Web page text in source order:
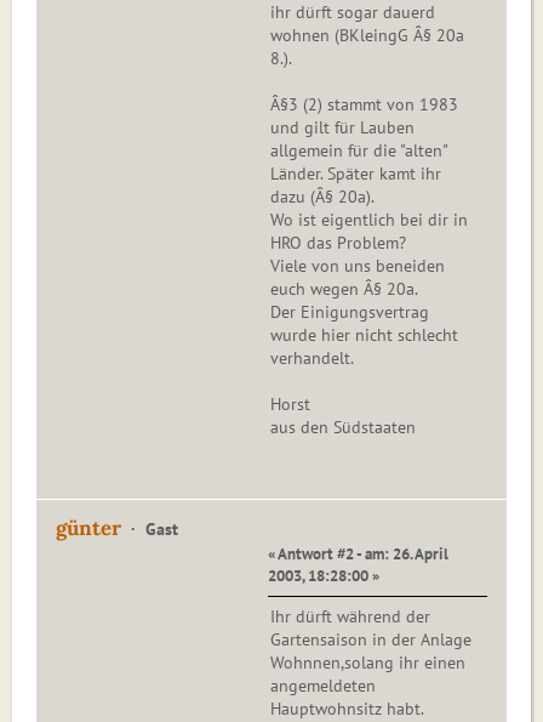
ihr dürft sogar dauerd
wohnen (BKleingG Â§ 20a
8.).
Â§3 (2) stammt von 1983
und gilt für Lauben
allgemein für die "alten"
Länder. Später kamt ihr
dazu (Â§ 20a).
Wo ist eigentlich bei dir in
HRO das Problem?
Viele von uns beneiden
euch wegen Â§ 20a.
Der Einigungsvertrag
wurde hier nicht schlecht
verhandelt.
Horst
aus den Südstaaten
günter Gast
« Antwort #2 - am: 26. April
2003, 18:28:00 »
Ihr dürft während der
Gartensaison in der Anlage
Wohnnen,solang ihr einen
angemeldeten
Hauptwohnsitz habt.